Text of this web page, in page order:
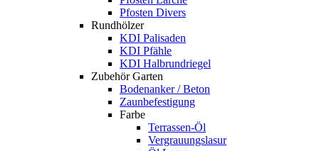
Pfosten Divers
Rundhölzer
KDI Palisaden
KDI Pfähle
KDI Halbrundriegel
Zubehör Garten
Bodenanker / Beton
Zaunbefestigung
Farbe
Terrassen-Öl
Vergrauungslasur